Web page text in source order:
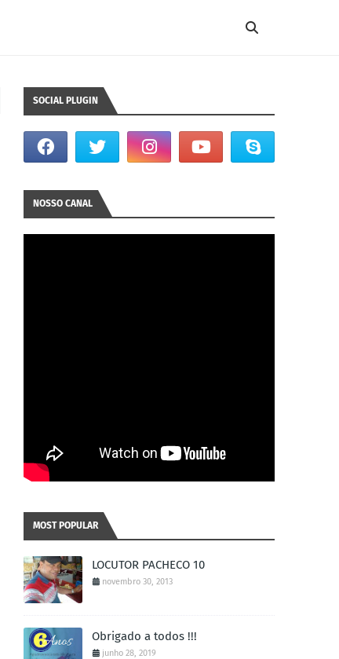
SOCIAL PLUGIN
NOSSO CANAL
MOST POPULAR
LOCUTOR PACHECO 10
novembro 30, 2013
Obrigado a todos !!!
junho 28, 2019